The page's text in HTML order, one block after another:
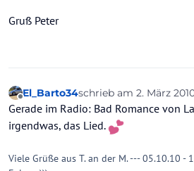
Gruß Peter
Offline
El_Barto34schrieb am 2. März
zuletzt editiert von
Gerade im Radio: Bad Romance von
irgendwas, das Lied.
Viele Grüße aus T. an der M. --- 05.10.10 -